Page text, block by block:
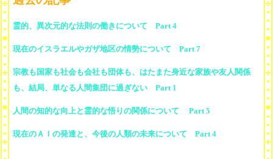
霊的、異次元的な法則の働きについて Part 4
現在のイスラエルやガザ地区の情勢について Part 7
宗教も国家も社会も会社も団体も、はたまた身近な家族や友人関係
も、結局、単なる人間集団に過ぎない Part 1
人間の知的な向上と霊的な悟りの関係について Part 5
現在のＡＩの発達と、今後の人類の未来について Part 4